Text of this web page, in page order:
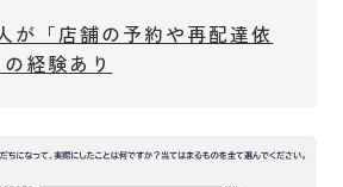
が「店舗の予約や再配達依
経験あり